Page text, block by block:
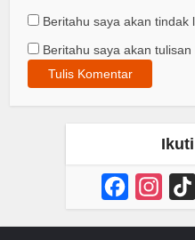
Beritahu saya akan tindak
Beritahu saya akan
Facebook